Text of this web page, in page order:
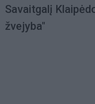
Savaitgalį
žvejyba"